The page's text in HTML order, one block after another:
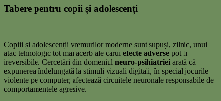
Tabere pentru copii și adolescenți
Copiii și adolescenții vremurilor moderne sunt supuși, zilnic, unui
atac tehnologic tot mai acerb ale cărui efecte adverse pot fi
ireversibile. Cercetări din domeniul neuro-psihiatriei arată că
expunerea îndelungată la stimuli vizuali digitali, în special jocurile
violente pe computer, afectează circuitele neuronale responsabile de
comportamentele agresive.